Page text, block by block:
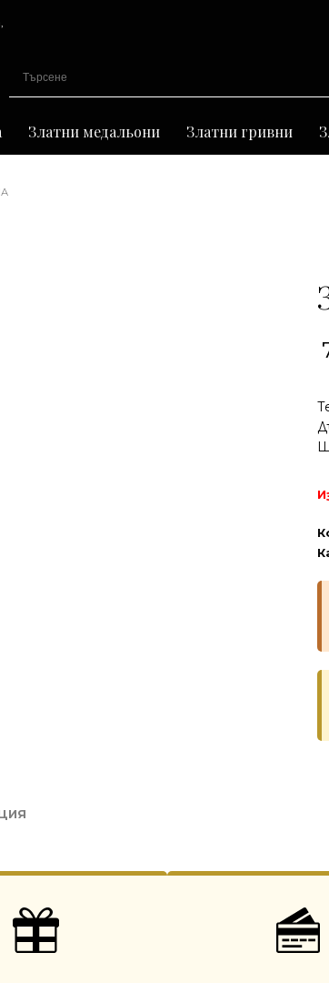
Златни медальони Златни гривни